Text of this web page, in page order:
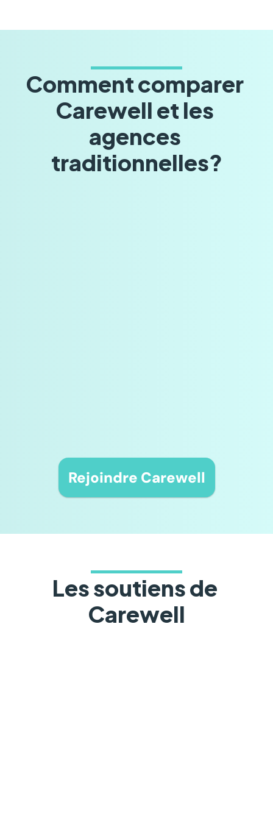
Comment comparer
Carewell et les
agences
traditionnelles?
Rejoindre Carewell
Les soutiens de
Carewell